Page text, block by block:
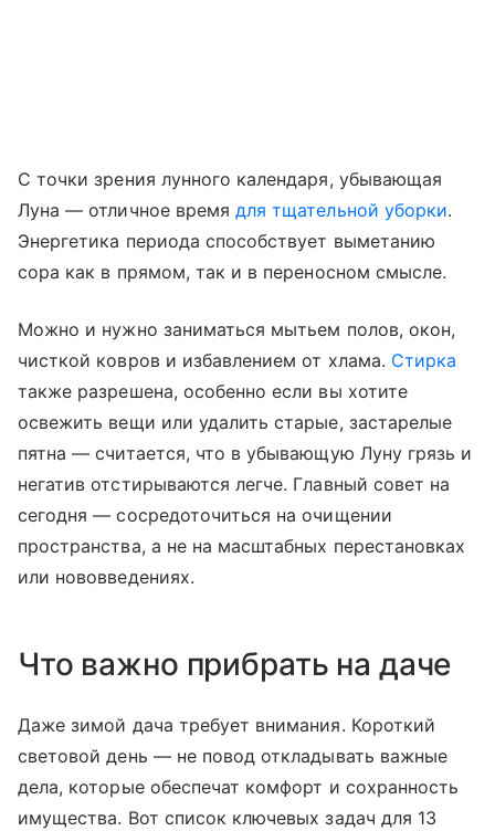
С точки зрения лунного календаря, убывающая
Луна — отличное времядля тщательной уборки.
Энергетика периода способствует выметанию
сора как в прямом, так и в переносном смысле.
Можно и нужно заниматься мытьем полов, окон,
чисткой ковров и избавлением от хлама. Стирка
также разрешена, особенно если вы хотите
освежить вещи или удалить старые, застарелые
пятна — считается, что в убывающую Луну грязь и
негатив отстирываются легче. Главный совет на
сегодня — сосредоточиться на очищении
пространства, а не на масштабных перестановках
или нововведениях.
Что важно прибрать на даче
Даже зимой дача требует внимания. Короткий
световой день — не повод откладывать важные
дела, которые обеспечат комфорт и сохранность
имущества. Вот список ключевых задач для 13